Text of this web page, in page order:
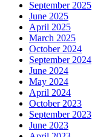
September 2025
June 2025
April 2025
March 2025
October 2024
September 2024
June 2024
May 2024
April 2024
October 2023
September 2023
June 2023